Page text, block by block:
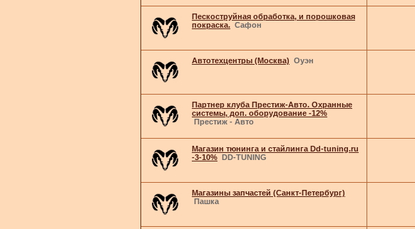
Пескоструйная обработка, и порошковая
покраска. Сафон
Автотехцентры (Москва) Оуэн
Партнер клуба Престиж-Авто. Охранные
системы, доп. оборудование -12%
Престиж - Авто
Магазин тюнинга и стайлинга Dd-tuning.ru
-3-10% DD-TUNING
Магазины запчастей (Санкт-Петербург)
Пашка